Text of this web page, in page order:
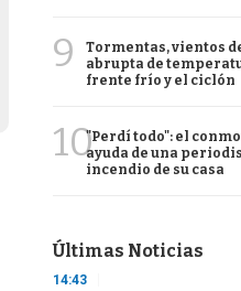
9
Tormentas, vientos
abrupta de
frente frío y el ciclón
10"Perdí todo": el
ayuda de una
incendio de su casa
Últimas Noticias
14:43